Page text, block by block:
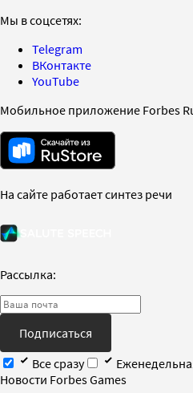
Мы в соцсетях:
Telegram
ВКонтакте
YouTube
Мобильное приложение Forbes
На сайте работает синтез речи
Рассылка:
Подписаться
Все сразу
Новости Forbes Games